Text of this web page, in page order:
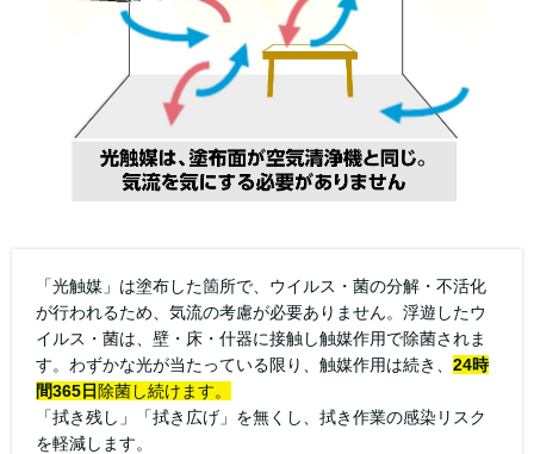
「光触媒」は塗布した箇所で、ウイルス・菌の分解・不活化
が行われるため、気流の考慮が必要ありません。浮遊したウ
イルス・菌は、壁・床・什器に接触し触媒作用で除菌されま
す。わずかな光が当たっている限り、触媒作用は続き、 24時
間365日 除菌し続けます。
「拭き残し」「拭き広げ」を無くし、拭き作業の感染リスク
を軽減します。